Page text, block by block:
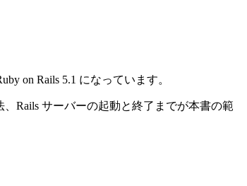
on Rails 5.1 になっています。
Rails サーバーの起動と終了までが本書の範